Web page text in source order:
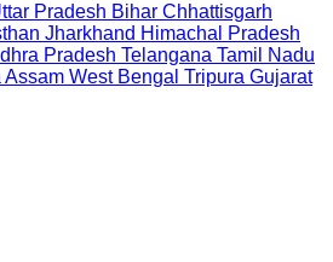
Pradesh Bihar Chhattisgarh
Jharkhand Himachal Pradesh
Pradesh Telangana Tamil Nadu
Assam West Bengal Tripura Gujarat